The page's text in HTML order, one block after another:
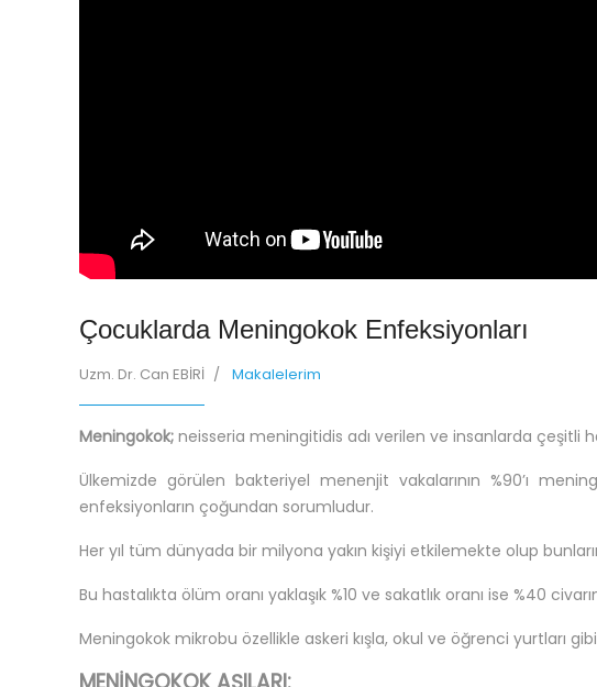
Çocuklarda Meningokok Enfeksiyonları
Uzm. Dr. Can EBİRİ Makalelerim
Meningokok; neisseria meningitidis adı verilen ve insanlarda çeşitli
Ülkemizde görülen bakteriyel menenjit vakalarının %90’ı
enfeksiyonların çoğundan sorumludur.
Her yıl tüm dünyada bir milyona yakın kişiyi etkilemekte olup
Bu hastalıkta ölüm oranı yaklaşık %10 ve sakatlık oranı ise %40
Meningokok mikrobu özellikle askeri kışla, okul ve öğrenci yurtları gibi